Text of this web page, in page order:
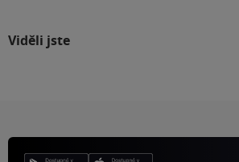
Viděli jste